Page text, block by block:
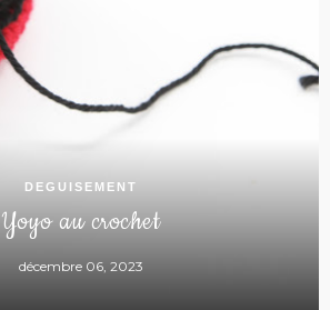
DEGUISEMENT
Yoyo au crochet
décembre 06, 2023